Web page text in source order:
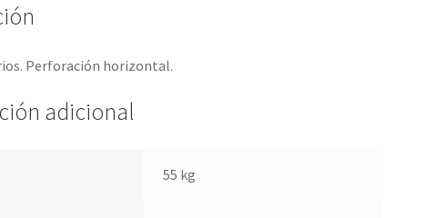
Perforación horizontal.
adicional
55 kg